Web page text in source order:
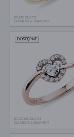
ŻÓŁTE ZŁOTO
DIAMENT & DIAMENT
RÓŻOWE ZŁOTO
DIAMENT & DIAMENT
DOSTĘPNE